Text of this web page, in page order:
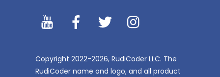
YouTibe Facebook Twitter
Copyright 2022-2026, RudiCoder LLC. The
RudiCoder name and logo, and all product